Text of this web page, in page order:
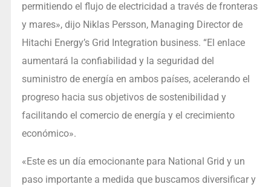
permitiendo el flujo de electricidad a través de fronteras
y mares», dijo Niklas Persson, Managing Director de
Hitachi Energy’s Grid Integration business. “El enlace
aumentará la confiabilidad y la seguridad del
suministro de energía en ambos países, acelerando el
progreso hacia sus objetivos de sostenibilidad y
facilitando el comercio de energía y el crecimiento
económico».
«Este es un día emocionante para National Grid y un
paso importante a medida que buscamos diversificar y